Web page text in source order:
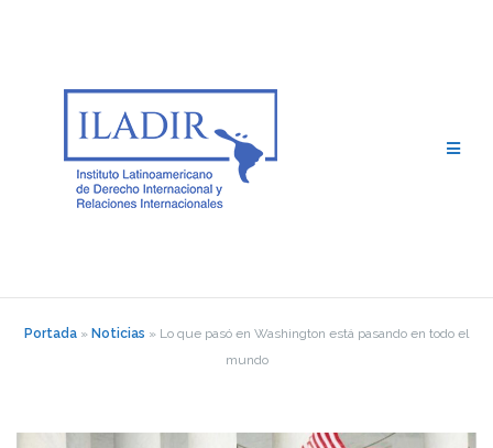
Portada » Noticias » Lo que pasó en Washington está pasando en todo el
mundo